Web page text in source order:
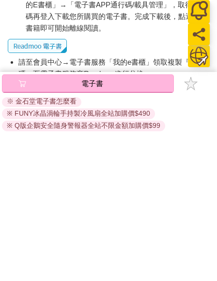
的E書櫃」→「電子書APP通行碼/載具管理」，取得通行
碼再登入下載您所購買的電子書。完成下載後，點選任一
書籍即可開始離線閱讀。
請至會員中心→電子書服務「我的e書櫃」領取複製『兌換
碼』至電子書服務商Readmoo進行兌換。
退換貨須知：
因版權保護，您在金石堂所購買的電子書僅能以金石堂專屬
的閱讀軟體開啟閱讀，無法以其他閱讀器或直接下載檔案。
依據「消費者保護法」第19條及行政院消費者保護處公告之
電子書
※ 金石堂電子書怎麼看
※ FUNY冰晶渦輪手持製冷風扇全站加購價$490
※ Q版企鵝安全隨身警報器全站不限金額加購價$99